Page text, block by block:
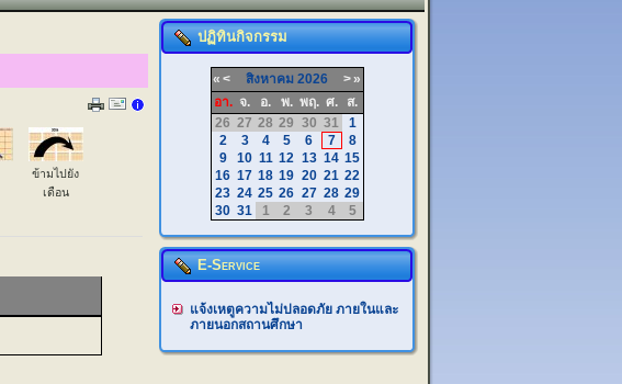
ข้ามไปยัง
เดือน
ปฏิทินกิจกรรม
« < สิงหาคม 2026 >»
อา. จ. อ. พ. พฤ. ศ.
ส.
26 27 28 29 30 31
1
2
3 4 5 6 7
8
9
10 11 12 13 14 15
16 17 18 19 20 21 22
23 24 25 26 27 28 29
30 31 1 2 3 4 5
E-Service
แจ้งเหตูความไม่ปลอดภัย ภายในและ
ภายนอกสถานศึกษา